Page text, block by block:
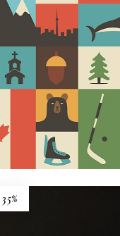
E-BOOK DO KOSZYKA
ostatnich lat!
29.95